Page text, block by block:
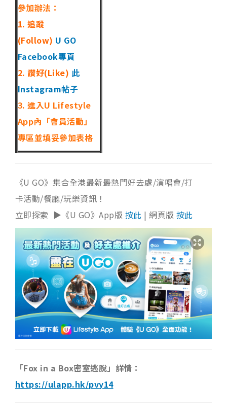
參加辦法：
1. 追蹤
(Follow) U GO
Facebook專頁
2. 讚好(Like) 此
Instagram帖子
3. 進入U Lifestyle
App內「會員活動」
專區並填妥參加表格
《U GO》集合全港最新最熱門好去處/演唱會/打
卡活動/餐廳/玩樂資訊！
立即探索 ▶《U GO》App版 按此 | 網頁版 按此
「Fox in a Box密室逃脫」詳情：
https://ulapp.hk/pvy14